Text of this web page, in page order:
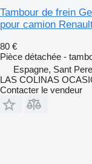
Tambour de frein
pour camion
80 €
Pièce détachée -
Espagne, Sant
LAS COLINAS
Contacter le vendeur